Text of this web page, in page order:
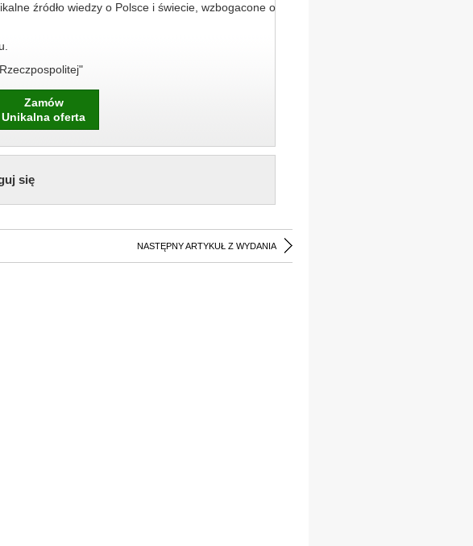
źródło wiedzy o Polsce i świecie, wzbogacone o
Zamów
Unikalna oferta
się
NASTĘPNY ARTYKUŁ Z WYDANIA